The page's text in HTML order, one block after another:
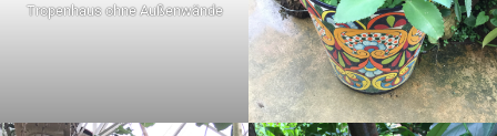
Tropenhaus ohne Außenwände